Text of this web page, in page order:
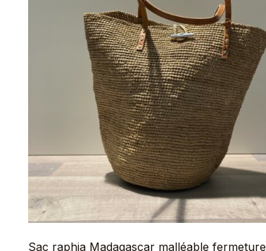
Sac raphia Madagascar malléable fermeture